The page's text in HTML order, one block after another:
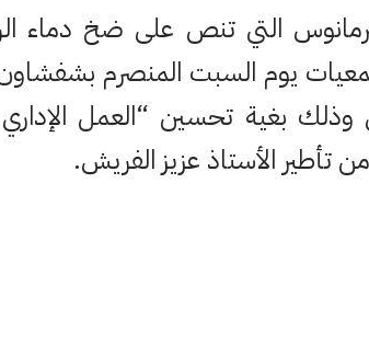
التي تنص على ضخ دماء
يوم السبت المنصرم
بغية تحسين “العمل
تأطير الأستاذ عزيز الفريش.